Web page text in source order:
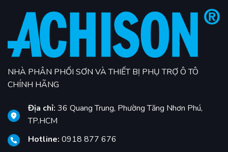
NHÀ PHÂN PHỐI SƠN VÀ THIẾT BỊ PHỤ TRỢ Ô TÔ
CHÍNH HÃNG
Địa chỉ: 36 Quang Trung, Phường Tăng Nhơn Phú,
TP.HCM
Hotline: 0918 877 676